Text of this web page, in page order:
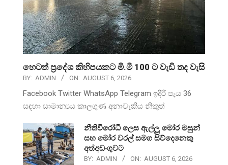
හෙටත් ප්‍රදේශ කිහිපයකට මි.මී 100 ට වැඩි තද වැසි
BY: ADMIN ON: AUGUST 6, 2026
Facebook Twitter WhatsApp Telegram ඉදිරි පැය 36
සඳහා සාමාන්‍යය කාලගුණ අනාවැකිය නිකුත්
නීතිවිරෝධී ලෙස ඇල්ලූ මෝර මසුන්
සහ මෝර වරල් සමග සිව්දෙනෙකු
අත්අඩංගුවට
BY: ADMIN ON: AUGUST 6, 2026